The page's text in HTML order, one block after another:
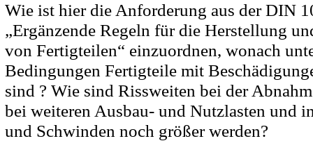
Wie ist hier die Anforderung aus der DIN
„Ergänzende Regeln für die Herstellung
von Fertigteilen“ einzuordnen, wonach
Bedingungen Fertigteile mit
sind ? Wie sind Rissweiten bei der
bei weiteren Ausbau- und Nutzlasten und
und Schwinden noch größer werden?